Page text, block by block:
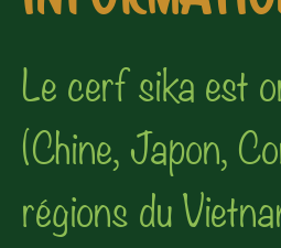
Le cerf sika est
(Chine, Japon,
régions du